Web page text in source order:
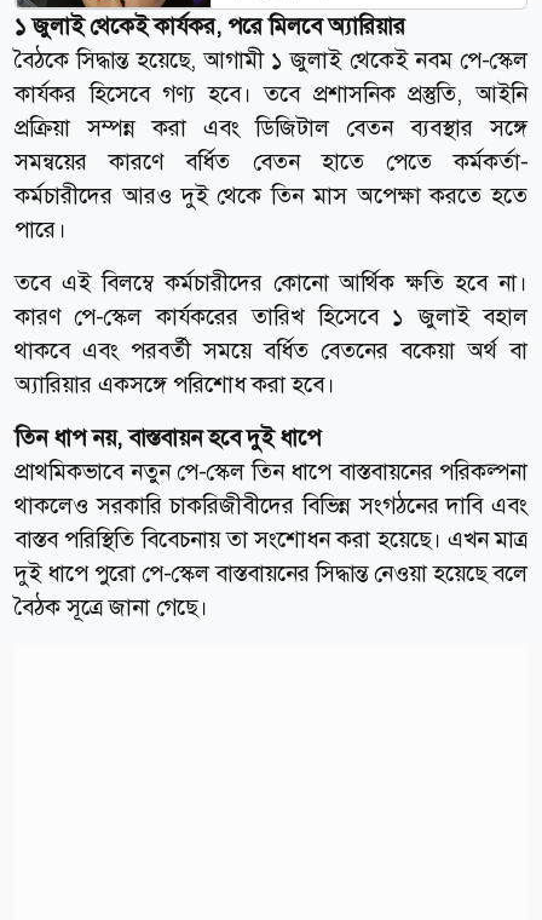
১ জুলাই থেকেই কার্যকর, পরে মিলবে অ্যারিয়ার
বৈঠকে সিদ্ধান্ত হয়েছে, আগামী ১ জুলাই থেকেই নবম পে-স্কেল
কার্যকর হিসেবে গণ্য হবে। তবে প্রশাসনিক প্রস্তুতি, আইনি
প্রক্রিয়া সম্পন্ন করা এবং ডিজিটাল বেতন ব্যবস্থার সঙ্গে
সমন্বয়ের কারণে বর্ধিত বেতন হাতে পেতে কর্মকর্তা-
কর্মচারীদের আরও দুই থেকে তিন মাস অপেক্ষা করতে হতে
পারে।
তবে এই বিলম্বে কর্মচারীদের কোনো আর্থিক ক্ষতি হবে না।
কারণ পে-স্কেল কার্যকরের তারিখ হিসেবে ১ জুলাই বহাল
থাকবে এবং পরবর্তী সময়ে বর্ধিত বেতনের বকেয়া অর্থ বা
অ্যারিয়ার একসঙ্গে পরিশোধ করা হবে।
তিন ধাপ নয়, বাস্তবায়ন হবে দুই ধাপে
প্রাথমিকভাবে নতুন পে-স্কেল তিন ধাপে বাস্তবায়নের পরিকল্পনা
থাকলেও সরকারি চাকরিজীবীদের বিভিন্ন সংগঠনের দাবি এবং
বাস্তব পরিস্থিতি বিবেচনায় তা সংশোধন করা হয়েছে। এখন মাত্র
দুই ধাপে পুরো পে-স্কেল বাস্তবায়নের সিদ্ধান্ত নেওয়া হয়েছে বলে
বৈঠক সূত্রে জানা গেছে।